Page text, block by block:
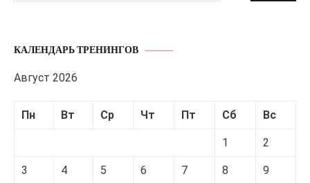
КАЛЕНДАРЬ ТРЕНИНГОВ
Август 2026
Пн Вт Ср Чт Пт Сб Вс
1 2
3 4 5 6 7 8 9